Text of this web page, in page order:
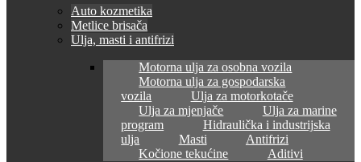
Auto kozmetika
Metlice brisača
Ulja, masti i antifrizi
Motorna ulja za osobna vozila
Motorna ulja za gospodarska
vozila
Ulja za motorkotače
Ulja za mjenjače
Ulja za marine
program
Hidraulička i industrijska
ulja
Masti
Antifrizi
Kočione tekućine
Aditivi